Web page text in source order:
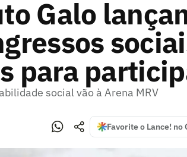
Galo
para
social vão à Arena MRV
Favorite o Lance! no